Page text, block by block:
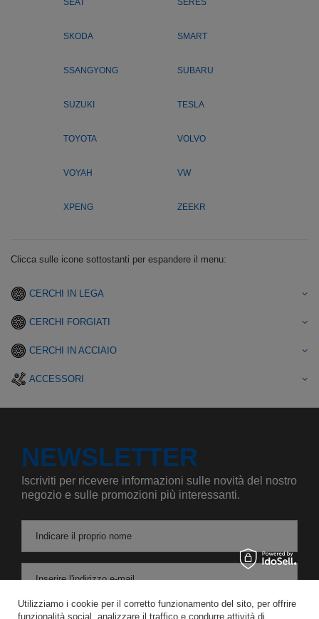
SEAT SERES
SKODA SMART
SSANGYONG SUBARU
SUZUKI TESLA
TOYOTA VOLVO
VOYAH VW
XPENG ZEEKR
Clicca sulle icone sottostanti per espandere il menu:
CERCHI IN LEGA
CERCHI FORGIATI
CERCHI IN ACCIAIO
ACCESSORI
NEWSLETTER
Iscriviti per ricevere informazioni sulle novità del nostro
negozio e sulle promozioni più interessanti.
Indicare il proprio nome
Inserire l'indirizzo e-mail
Acconsento al trattamento dei miei dati personali per le finalità e l'ambito di applicazione del servizio di Newsletter nel
Utilizziamo i cookie per il corretto funzionamento del sito, per offrire
funzionalità social, analizzare il traffico e condurre attività di